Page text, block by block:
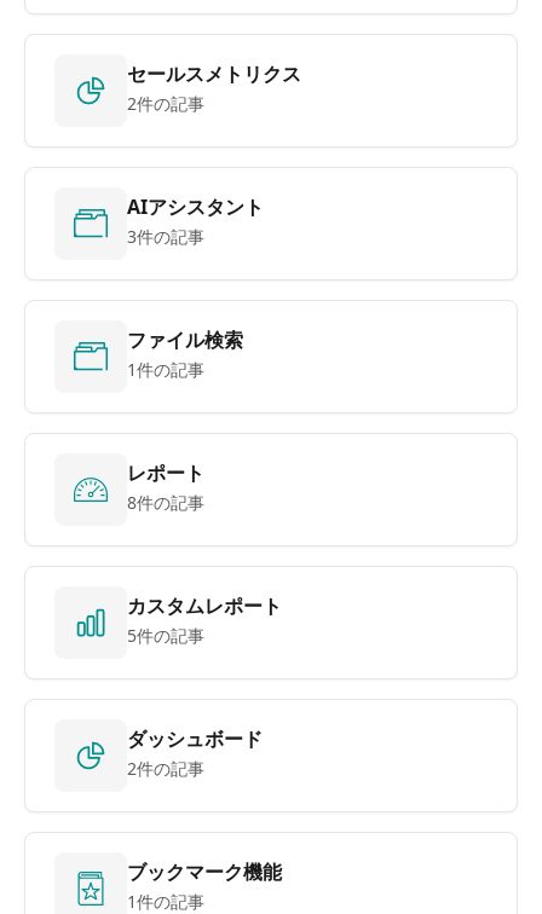
セールスメトリクス
2件の記事
AIアシスタント
3件の記事
ファイル検索
1件の記事
レポート
8件の記事
カスタムレポート
5件の記事
ダッシュボード
2件の記事
ブックマーク機能
1件の記事